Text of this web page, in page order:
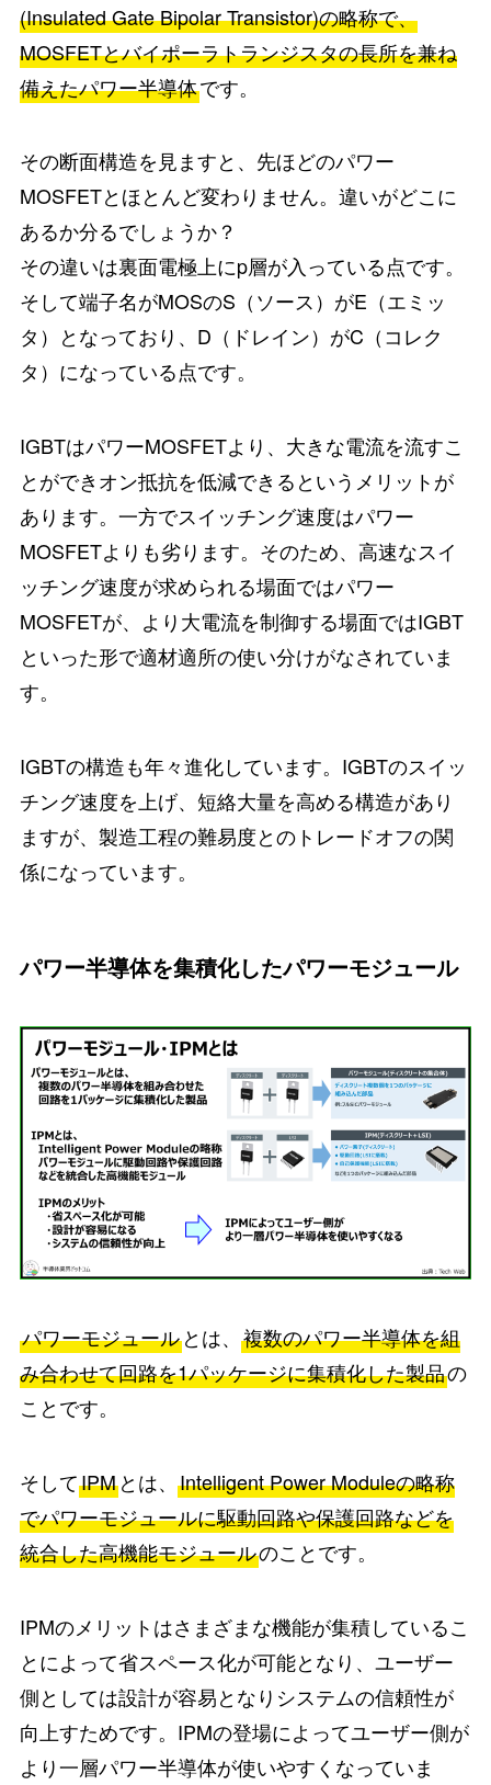
(Insulated Gate Bipolar Transistor)の略称で、
MOSFETとバイポーラトランジスタの長所を兼ね
備えたパワー半導体です。
その断面構造を見ますと、先ほどのパワー
MOSFETとほとんど変わりません。違いがどこに
あるか分るでしょうか？
その違いは裏面電極上にp層が入っている点です。
そして端子名がMOSのS（ソース）がE（エミッ
タ）となっており、D（ドレイン）がC（コレク
タ）になっている点です。
IGBTはパワーMOSFETより、大きな電流を流すこ
とができオン抵抗を低減できるというメリットが
あります。一方でスイッチング速度はパワー
MOSFETよりも劣ります。そのため、高速なスイ
ッチング速度が求められる場面ではパワー
MOSFETが、より大電流を制御する場面ではIGBT
といった形で適材適所の使い分けがなされていま
す。
IGBTの構造も年々進化しています。IGBTのスイッ
チング速度を上げ、短絡大量を高める構造があり
ますが、製造工程の難易度とのトレードオフの関
係になっています。
パワー半導体を集積化したパワーモジュール
パワーモジュールとは、 複数のパワー半導体を組
み合わせて回路を1パッケージに集積化した製品の
ことです。
そしてIPMとは、 Intelligent Power Moduleの略称
でパワーモジュールに駆動回路や保護回路などを
統合した高機能モジュールのことです。
IPMのメリットはさまざまな機能が集積しているこ
とによって省スペース化が可能となり、ユーザー
側としては設計が容易となりシステムの信頼性が
向上すためです。IPMの登場によってユーザー側が
より一層パワー半導体が使いやすくなっていま